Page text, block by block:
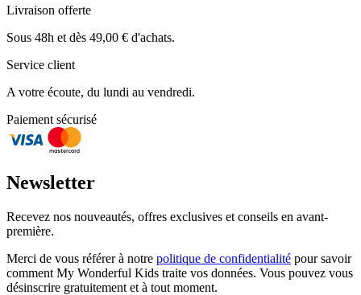
Livraison offerte
Sous 48h et dès 49,00 € d'achats.
Service client
A votre écoute, du lundi au vendredi.
Paiement sécurisé
Newsletter
Recevez nos nouveautés, offres exclusives et conseils en avant-
première.
Merci de vous référer à notre politique de confidentialité pour savoir
comment My Wonderful Kids traite vos données. Vous pouvez vous
désinscrire gratuitement et à tout moment.